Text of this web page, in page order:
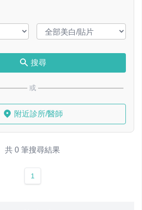
搜尋
或
附近診所/醫師
共 0 筆搜尋結果
1